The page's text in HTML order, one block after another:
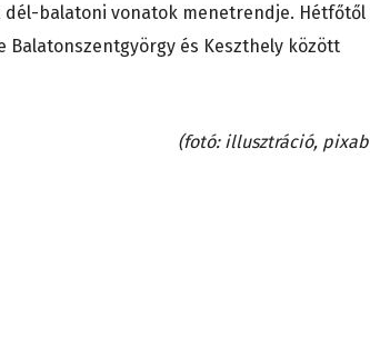
balatoni vonatok menetrendje. Hétfőtől
Balatonszentgyörgy és Keszthely között
(fotó: illusztráció,